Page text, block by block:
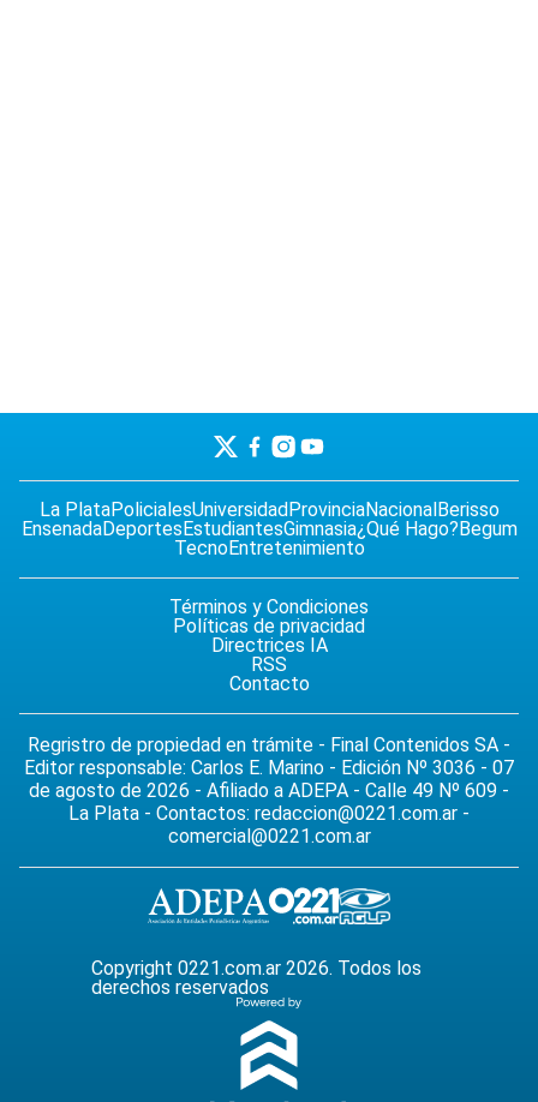
La PlataPolicialesUniversidad ProvinciaNacional Berisso
EnsenadaDeportes EstudiantesGimnasia¿Qué Hago? Begum
TecnoEntretenimiento
Términos y Condiciones
Políticas de privacidad
Directrices IA
RSS
Contacto
Regristro de propiedad en trámite - Final Contenidos SA -
Editor responsable: Carlos E. Marino - Edición Nº 3036 - 07
de agosto de 2026 - Afiliado a ADEPA - Calle 49 Nº 609 -
La Plata - Contactos: redaccion@0221.com.ar -
comercial@0221.com.ar
Copyright 0221.com.ar 2026. Todos los
derechos reservados